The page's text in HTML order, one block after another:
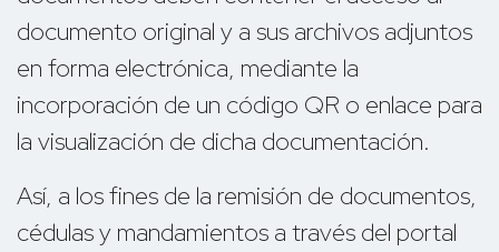
documento original y a sus archivos adjuntos
en forma electrónica, mediante la
incorporación de un código QR o enlace para
la visualización de dicha documentación.
Así, a los fines de la remisión de documentos,
cédulas y mandamientos a través del portal